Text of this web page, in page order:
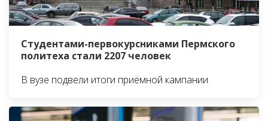
Студентами-первокурсниками Пермского
политеха стали 2207 человек
В вузе подвели итоги приёмной кампании